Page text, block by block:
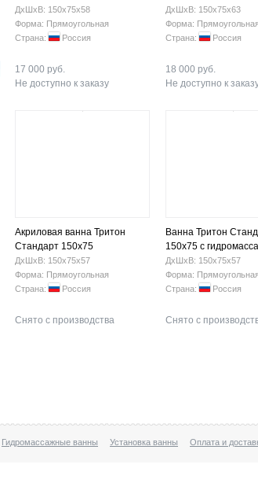
ДхШхВ: 150х75х58
Форма: Прямоугольная
Страна:
Россия
17 000 руб.
Не доступно к заказу
ДхШхВ: 150х75х63
Форма: Прямоугольная
Страна:
Россия
18 000 руб.
Не доступно к
Акриловая ванна Тритон
Стандарт 150х75
ДхШхВ: 150х75х57
Форма: Прямоугольная
Страна:
Россия
Снято с производства
Ванна Тритон
150x75 с
ДхШхВ: 150х75х57
Форма: Прямоугольная
Страна:
Россия
Снято с
Гидромассажные ванны Установка ванны Оплата и